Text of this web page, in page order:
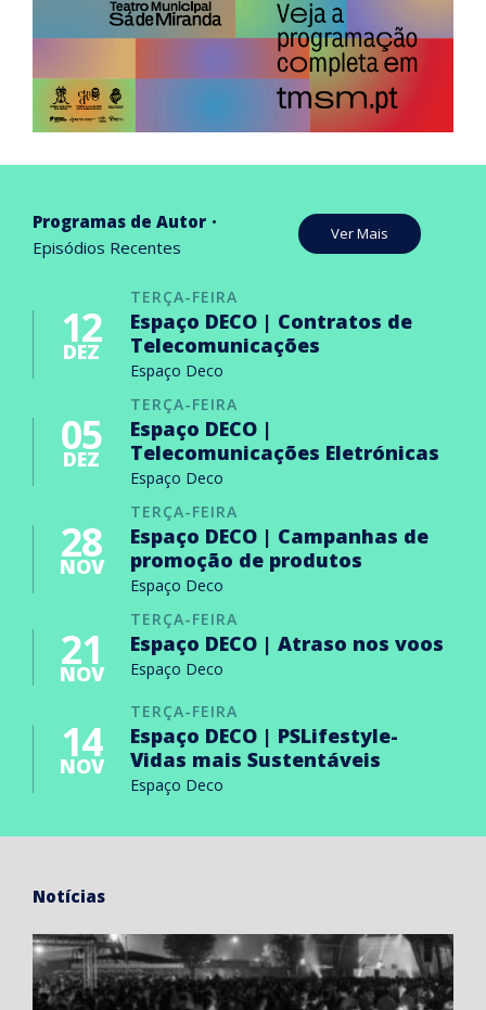
Programas de Autor
Episódios Recentes
Ver Mais
TERÇA-FEIRA
12
DEZ
Espaço DECO | Contratos de
Telecomunicações
Espaço Deco
TERÇA-FEIRA
05
DEZ
Espaço DECO |
Telecomunicações Eletrónicas
Espaço Deco
TERÇA-FEIRA
28
NOV
Espaço DECO | Campanhas de
promoção de produtos
Espaço Deco
TERÇA-FEIRA
21
NOV
Espaço DECO | Atraso nos voos
Espaço Deco
TERÇA-FEIRA
14
NOV
Espaço DECO | PSLifestyle-
Vidas mais Sustentáveis
Espaço Deco
Notícias